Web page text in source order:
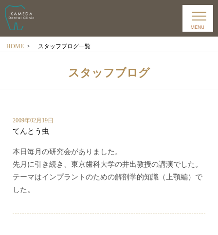
HOME > スタッフブログ一覧
スタッフブログ
2009年02月19日
てんとう虫
本日毎月の研究会がありました。
先月に引き続き、東京歯科大学の井出教授の講演でした。
テーマはインプラントのための解剖学的知識（上顎編）で
した。